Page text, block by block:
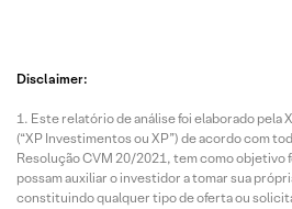
Disclaimer:
Este relatório de análise foi elaborado pela
(“XP Investimentos ou XP”) de acordo com
Resolução CVM 20/2021, tem como objetivo
possam auxiliar o investidor a tomar sua
constituindo qualquer tipo de oferta ou